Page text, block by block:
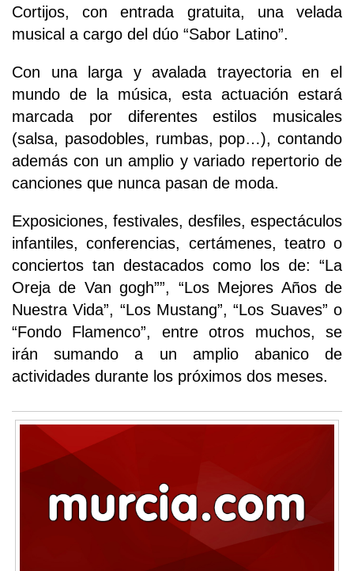
Cortijos, con entrada gratuita, una velada
musical a cargo del dúo “Sabor Latino”.
Con una larga y avalada trayectoria en el
mundo de la música, esta actuación estará
marcada por diferentes estilos musicales
(salsa, pasodobles, rumbas, pop…), contando
además con un amplio y variado repertorio de
canciones que nunca pasan de moda.
Exposiciones, festivales, desfiles, espectáculos
infantiles, conferencias, certámenes, teatro o
conciertos tan destacados como los de: “La
Oreja de Van gogh””, “Los Mejores Años de
Nuestra Vida”, “Los Mustang”, “Los Suaves” o
“Fondo Flamenco”, entre otros muchos, se
irán sumando a un amplio abanico de
actividades durante los próximos dos meses.